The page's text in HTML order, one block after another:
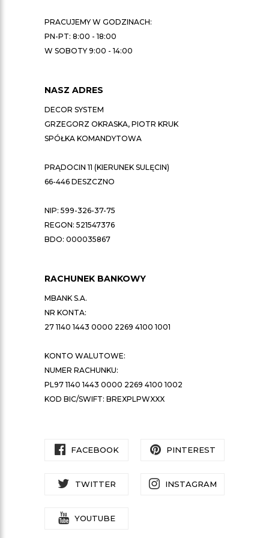
PRACUJEMY W GODZINACH:
PN-PT: 8:00 - 18:00
W SOBOTY 9:00 - 14:00
NASZ ADRES
DECOR SYSTEM
GRZEGORZ OKRASKA, PIOTR KRUK
SPÓŁKA KOMANDYTOWA
PRĄDOCIN 11 (KIERUNEK SULĘCIN)
66-446 DESZCZNO
NIP: 599-326-37-75
REGON: 521547376
BDO: 000035867
RACHUNEK BANKOWY
MBANK S.A.
NR KONTA:
27 1140 1443 0000 2269 4100 1001
KONTO WALUTOWE:
NUMER RACHUNKU:
PL97 1140 1443 0000 2269 4100 1002
KOD BIC/SWIFT: BREXPLPWXXX
FACEBOOK PINTEREST
TWITTER INSTAGRAM
YOUTUBE